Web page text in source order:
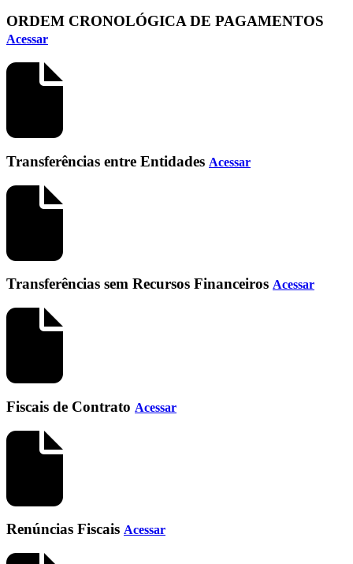
ORDEM CRONOLÓGICA DE PAGAMENTOS
Acessar
Transferências entre Entidades Acessar
Transferências sem Recursos Financeiros Acessar
Fiscais de Contrato Acessar
Renúncias Fiscais Acessar